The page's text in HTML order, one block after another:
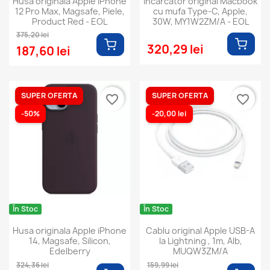
12 Pro Max, Magsafe, Piele,
Product Red - EOL
375,20 lei
187,60 lei
cu mufa Type-C, Apple,
30W, MY1W2ZM/A - EOL
320,29 lei
În Stoc
Husa originala Apple iPhone
14, Magsafe, Silicon,
Edelberry
324,36 lei
SUPER OFERTA
-50%
favorite_border
În Stoc
Cablu original Apple USB-A
la Lightning , 1m, Alb,
MUQW3ZM/A
159,99 lei
SUPER OFERTA
-20,00 lei
favorite_border